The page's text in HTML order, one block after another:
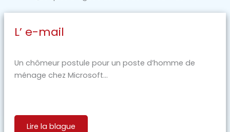
L’ e-mail
Un chômeur postule pour un poste d’homme de
ménage chez Microsoft...
Lire la blague